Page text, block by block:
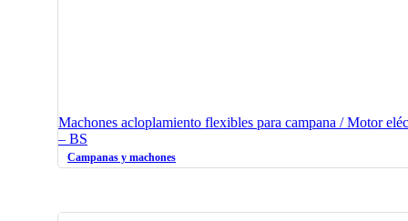
Machones acloplamiento flexibles para campana / Motor
– BS
Campanas y machones